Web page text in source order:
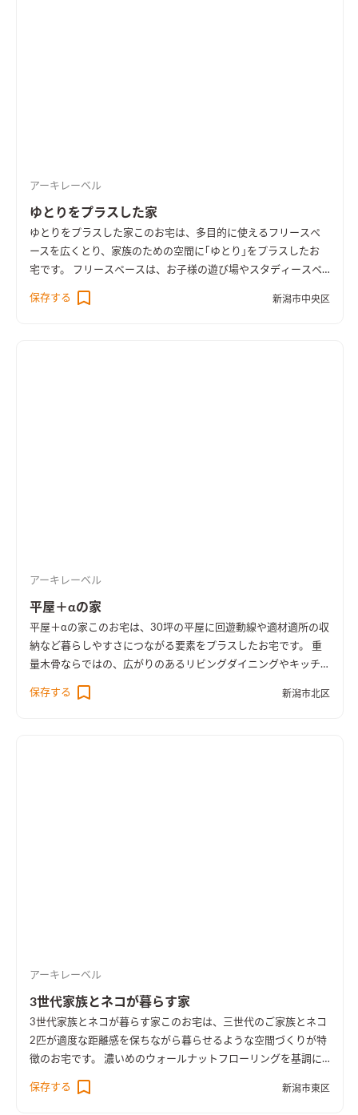
アーキレーベル
ゆとりをプラスした家
ゆとりをプラスした家 このお宅は、多目的に使えるフリースペ
ースを広くとり、家族のための空間に｢ゆとり｣をプラスしたお
宅です。 フリースペースは、お子様の遊び場やスタディースペ
ライフスタイルの変化に応じて様々な用途に使えるようになっ
保存する 新潟市中央区
アーキレーベル
平屋＋αの家
平屋＋αの家 このお宅は、30坪の平屋に回遊動線や適材適所の収
納など暮らしやすさにつながる要素をプラスしたお宅です。 重
量木骨ならではの、広がりのあるリビングダイニングやキッチ
ンと一体に使えるお部屋など、限られた空間を無駄なく使えるよ
うにしました。
保存する 新潟市北区
アーキレーベル
3世代家族とネコが暮らす家
3世代家族とネコが暮らす家 このお宅は、三世代のご家族とネコ
2匹が適度な距離感を保ちながら暮らせるような空間づくりが特
徴のお宅です。 濃いめのウォールナットフローリングを基調に
ダークカラーでまとめたインテリアに、ところどころにお施主
様のアイディアや個性が光る、木質感多めの空間となりまし
保存する 新潟市東区